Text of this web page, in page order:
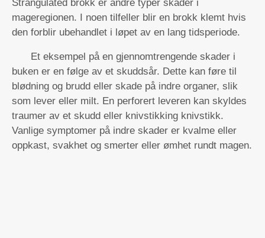
Strangulated brokk er andre typer skader i
mageregionen. I noen tilfeller blir en brokk klemt hvis
den forblir ubehandlet i løpet av en lang tidsperiode.
Et eksempel på en gjennomtrengende skader i
buken er en følge av et skuddsår. Dette kan føre til
blødning og brudd eller skade på indre organer, slik
som lever eller milt. En perforert leveren kan skyldes
traumer av et skudd eller knivstikking knivstikk.
Vanlige symptomer på indre skader er kvalme eller
oppkast, svakhet og smerter eller ømhet rundt magen.